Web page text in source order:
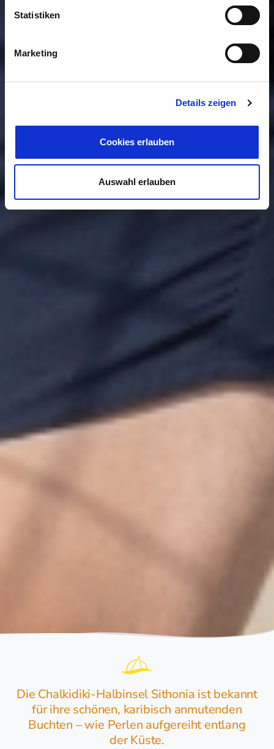
Statistiken
Marketing
Details zeigen
Cookies erlauben
Auswahl erlauben
Die Chalkidiki-Halbinsel Sithonia ist bekannt
für ihre schönen, karibisch anmutenden
Buchten – wie Perlen aufgereiht entlang
der Küste.